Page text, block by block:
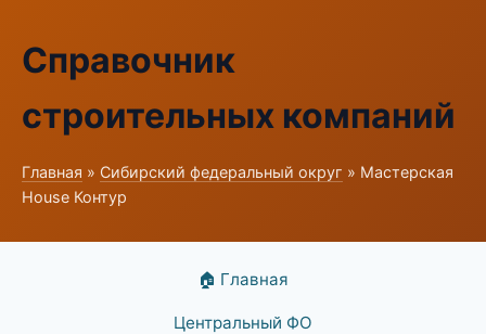
Справочник
строительных компаний
Главная » Сибирский федеральный округ » Мастерская
House Контур
🏠 Главная
Центральный ФО